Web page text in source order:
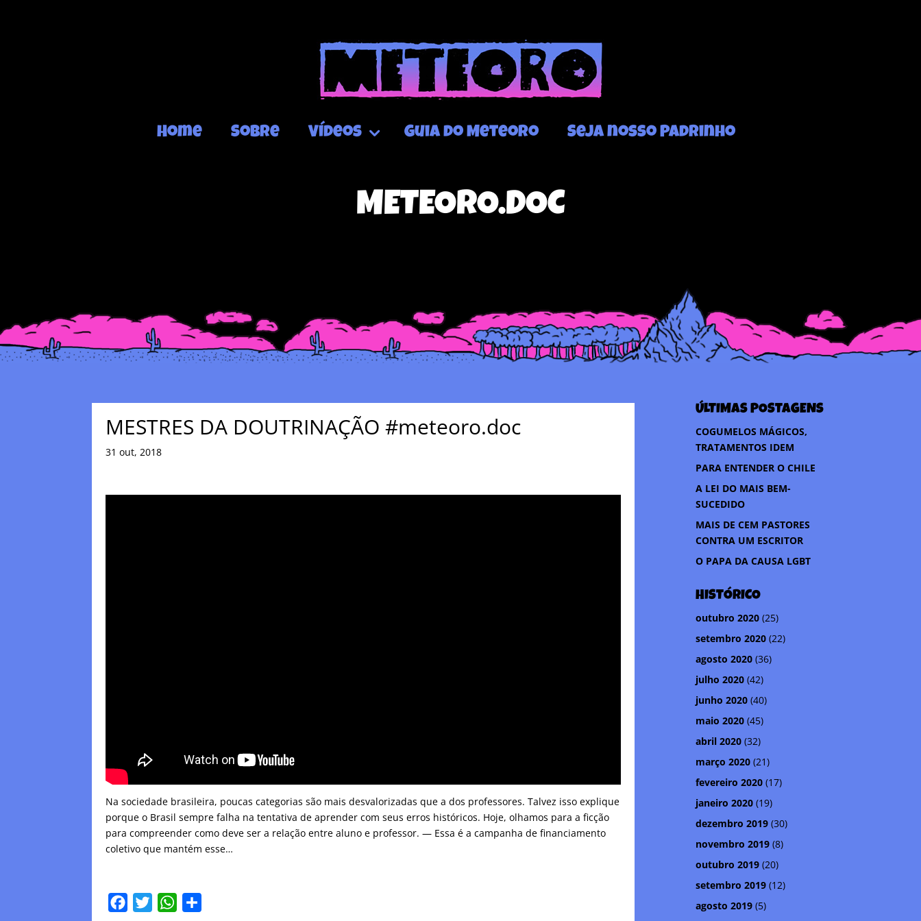
Home Sobre Vídeos Guia do Meteoro Seja nosso Padrinho
METEORO.DOC
MESTRES DA DOUTRINAÇÃO #meteoro.doc
31 out, 2018
Na sociedade brasileira, poucas categorias são mais desvalorizadas que a dos professores. Talvez isso explique
porque o Brasil sempre falha na tentativa de aprender com seus erros históricos. Hoje, olhamos para a ficção
para compreender como deve ser a relação entre aluno e professor. — Essa é a campanha de financiamento
coletivo que mantém esse…
W
ÚLTIMAS POSTAGENS
COGUMELOS MÁGICOS,
TRATAMENTOS IDEM
PARA ENTENDER O CHILE
A LEI DO MAIS BEM-
SUCEDIDO
MAIS DE CEM PASTORES
CONTRA UM ESCRITOR
O PAPA DA CAUSA LGBT
HISTÓRICO
outubro 2020 (25)
setembro 2020 (22)
agosto 2020 (36)
julho 2020 (42)
junho 2020 (40)
maio 2020 (45)
abril 2020 (32)
março 2020 (21)
fevereiro 2020 (17)
janeiro 2020 (19)
dezembro 2019 (30)
novembro 2019 (8)
outubro 2019 (20)
setembro 2019 (12)
agosto 2019 (5)